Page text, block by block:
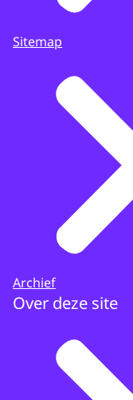
Sitemap
Archief
Over deze site